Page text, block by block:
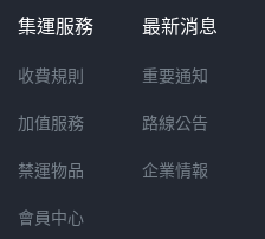
集運服務
收費規則
加值服務
禁運物品
會員中心
最新消息
重要通知
路線公告
企業情報